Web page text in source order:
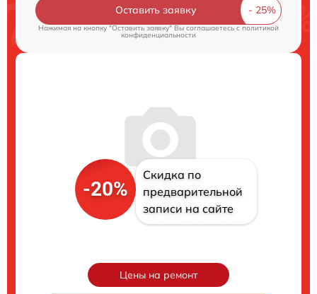
Оставить заявку
Нажимая на кнопку "Оставить заявку" Вы соглашаетесь cполитикой
конфиденциальности
-20%
Скидка по
предварительной
записи на сайте
Цены на ремонт